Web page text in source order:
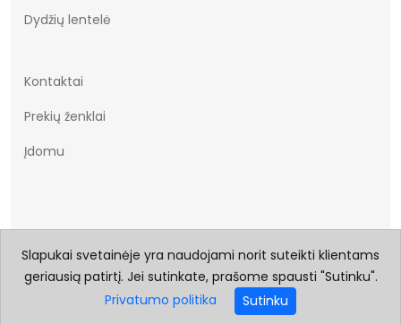
Dydžių lentelė
Kontaktai
Prekių ženklai
Įdomu
© 2026 Visos teisės saugomos Batukai.eu
Slapukai svetainėje yra naudojami norit suteikti klientams
geriausią patirtį. Jei sutinkate, prašome spausti "Sutinku".
Privatumo politika
Sutinku